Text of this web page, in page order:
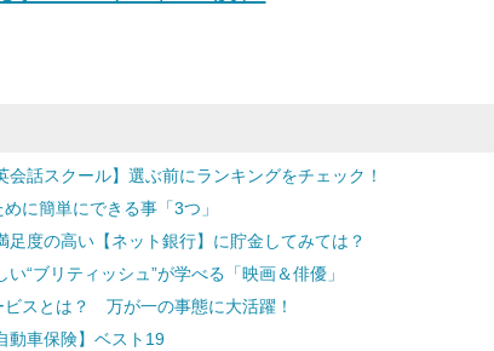
話スクール】選ぶ前にランキングをチェック！
に簡単にできる事「3つ」
度の高い【ネット銀行】に貯金してみては？
“ブリティッシュ”が学べる「映画＆俳優」
ビスとは？ 万が一の事態に大活躍！
動車保険】ベスト19